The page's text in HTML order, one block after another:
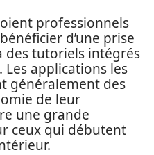
professionnels
d’une prise
des tutoriels intégrés
applications les
généralement des
de leur
une grande
ceux qui débutent